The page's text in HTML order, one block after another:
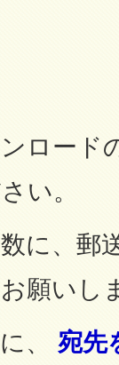
ロード
い。
に、郵
願いし
、 宛先